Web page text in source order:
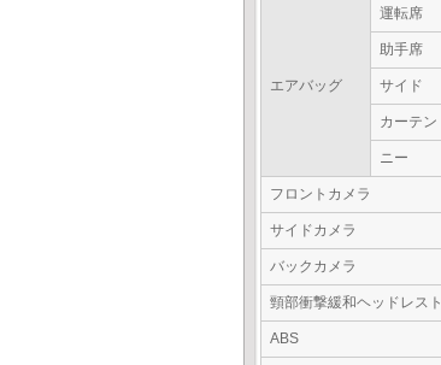
エアバッグ
運転席
助手席
サイド
カーテン
ニー
フロントカメラ
サイドカメラ
バックカメラ
頸部衝撃緩和ヘッドレスト
ABS